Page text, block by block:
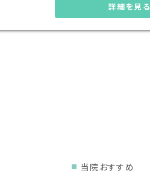
詳細を見る
当院おすすめ